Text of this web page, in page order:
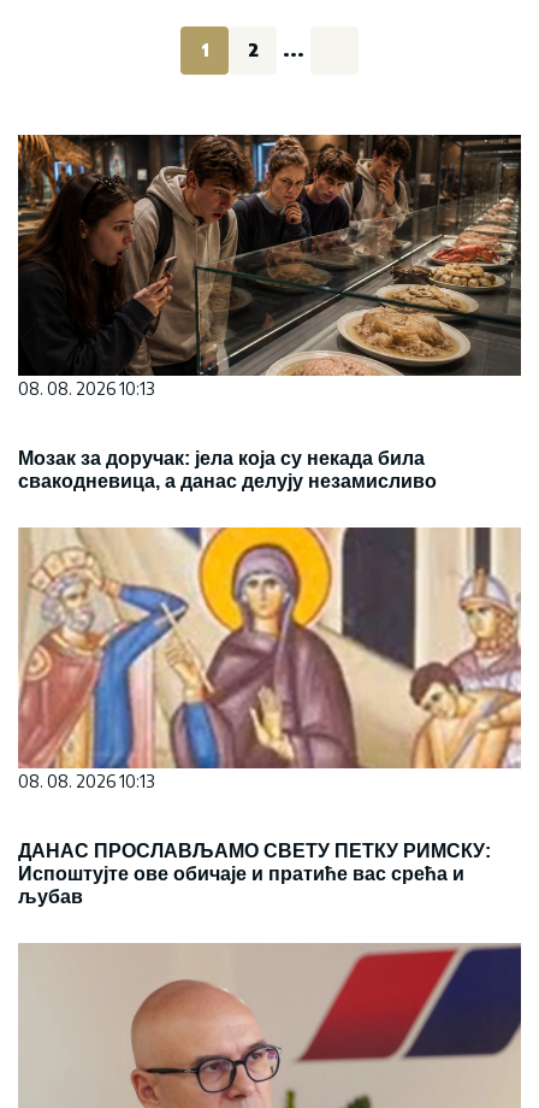
1 2 ...
08. 08. 2026 10:13
Мозак за доручак: јела која су некада била
свакодневица, а данас делују незамисливо
08. 08. 2026 10:13
ДАНАС ПРОСЛАВЉАМО СВЕТУ ПЕТКУ РИМСКУ:
Испоштујте ове обичаје и пратиће вас срећа и
љубав